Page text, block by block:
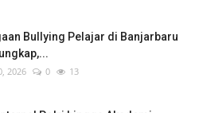
Bullying Pelajar di Banjarbaru
2026 0 13